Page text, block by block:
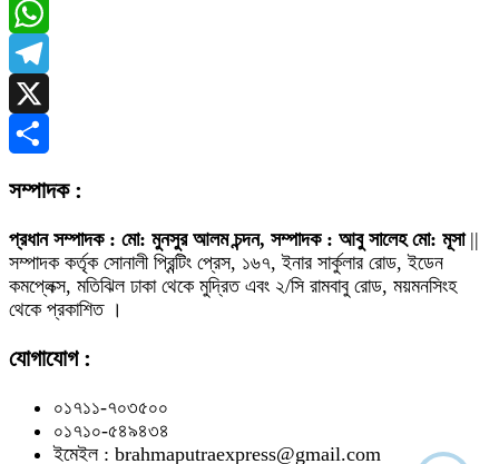
Messenger
WhatsApp
Telegram
X
সম্পাদক :
প্রধান সম্পাদক : মো: মুনসুর আলম চন্দন, সম্পাদক : আবু সালেহ মো: মূসা||
সম্পাদক কর্তৃক সোনালী প্রিন্টিং প্রেস, ১৬৭, ইনার সার্কুলার রোড, ইডেন
কমপ্লেক্স, মতিঝিল ঢাকা থেকে মুদ্রিত এবং ২/সি রামবাবু রোড, ময়মনসিংহ
থেকে প্রকাশিত ।
যোগাযোগ :
০১৭১১-৭০৩৫০০
০১৭১০-৫৪৯৪৩৪
ইমেইল : brahmaputraexpress@gmail.com